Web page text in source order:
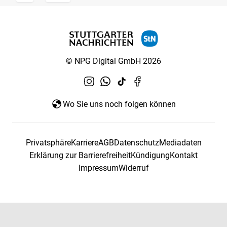
© NPG Digital GmbH 2026
Wo Sie uns noch folgen können
PrivatsphäreKarriereAGBDatenschutzMediadaten
Erklärung zur BarrierefreiheitKündigungKontakt
ImpressumWiderruf